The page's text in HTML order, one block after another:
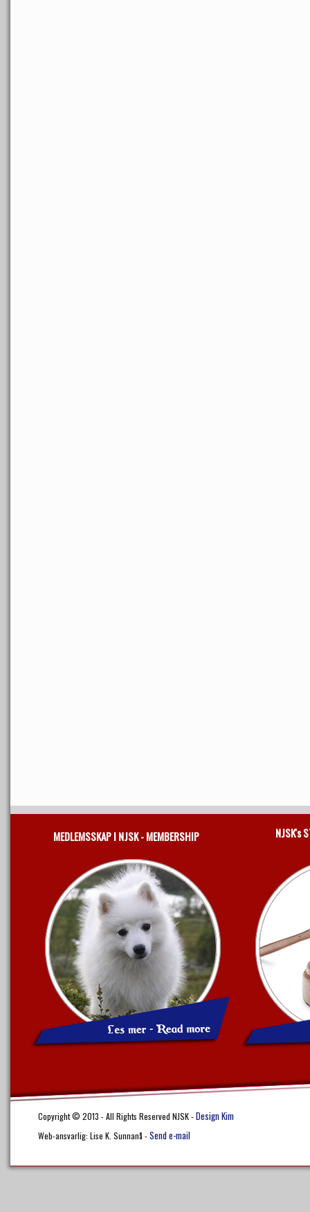
MEDLEMSSKAP I NJSK - MEMBERSHIP NJSK's
Copyright © 2013 - All Rights Reserved NJSK -Design Kim
Web-ansvarlig: Lise K. Sunnanå -Send e-mail